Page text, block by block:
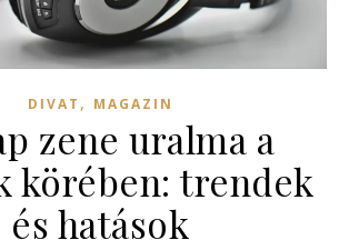
DIVAT , MAGAZIN
zene uralma a
körében: trendek
és hatások